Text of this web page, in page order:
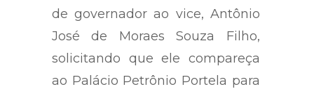
de governador ao vice, Antônio
José de Moraes Souza Filho,
solicitando que ele compareça
ao Palácio Petrônio Portela para